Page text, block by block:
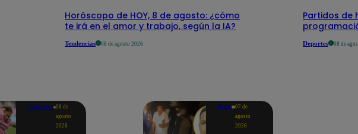
Horóscopo de HOY, 8 de agosto: ¿cómo
te irá en el amor y trabajo, según la IA?
Tendencias 08 de agosto 2026
Partidos de
Deportes 08 de
Deportes 08 de
agosto
2026
Perú 07 de
agosto
2026